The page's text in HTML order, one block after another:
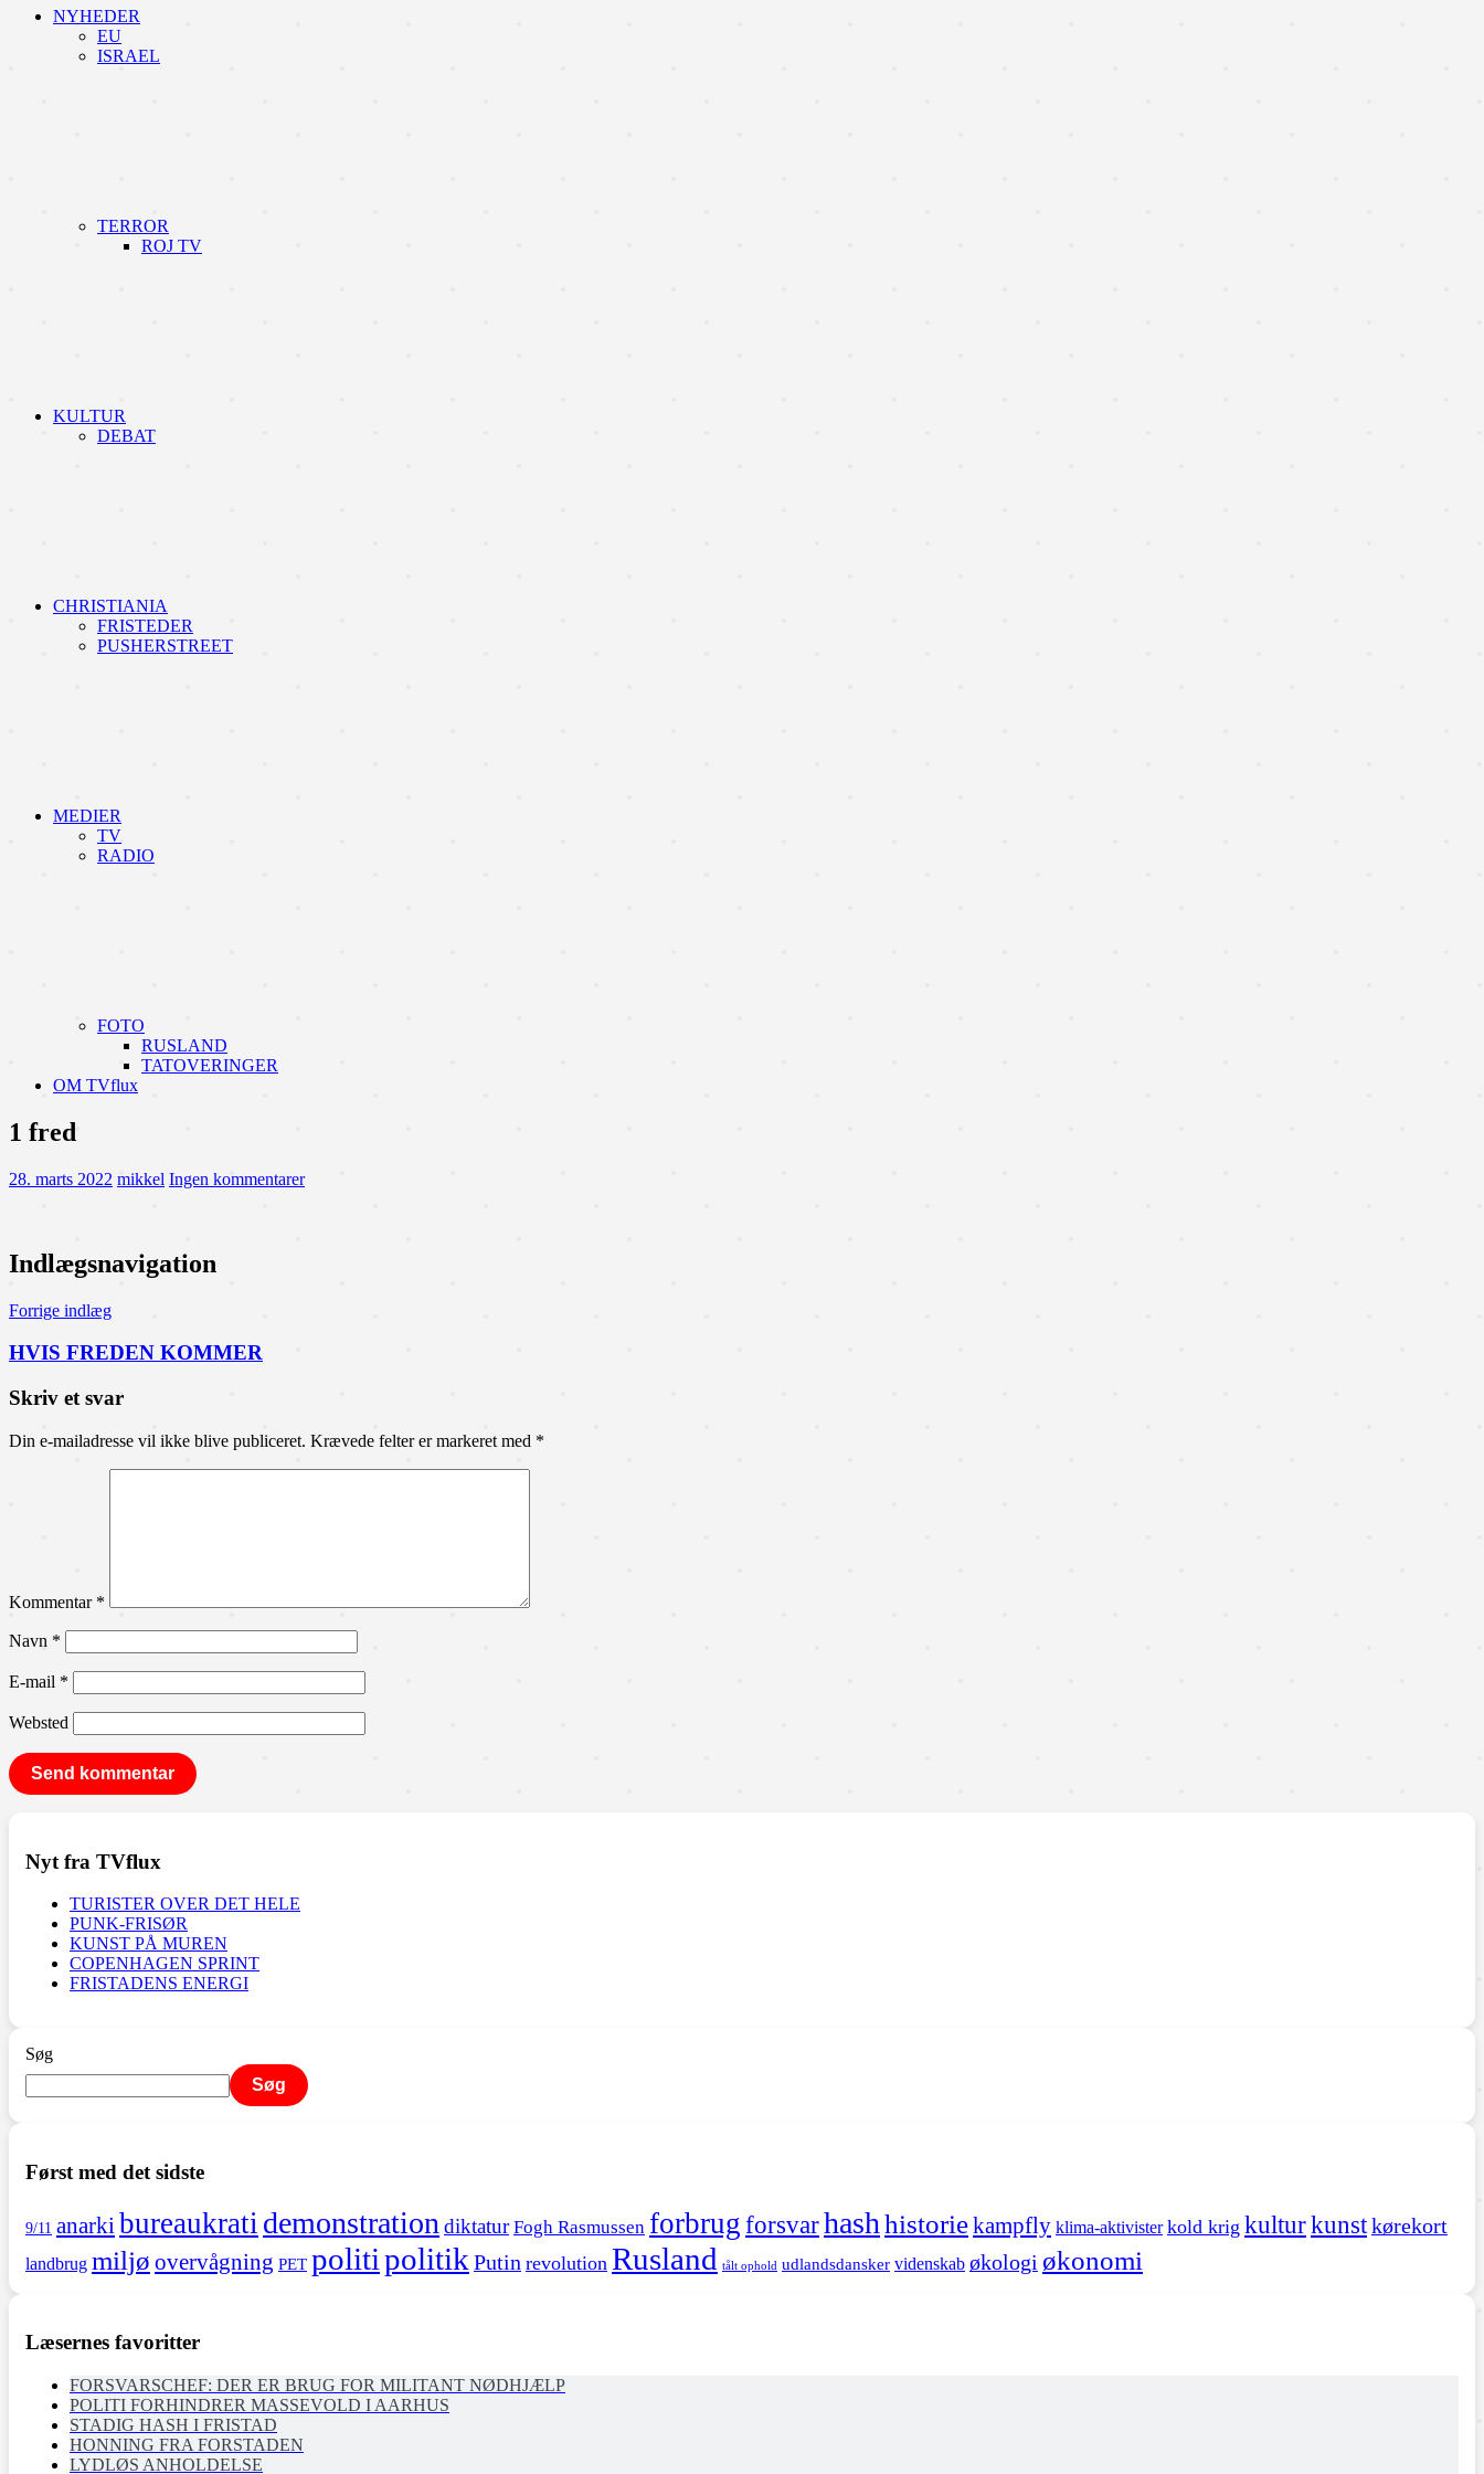
NYHEDER
EU
ISRAEL
TERROR
ROJ TV
KULTUR
DEBAT
CHRISTIANIA
FRISTEDER
PUSHERSTREET
MEDIER
TV
RADIO
FOTO
RUSLAND
TATOVERINGER
OM TVflux
1 fred
28. marts 2022 mikkel Ingen kommentarer
Indlægsnavigation
Forrige indlæg
HVIS FREDEN KOMMER
Skriv et svar
Din e-mailadresse vil ikke blive publiceret. Krævede felter er markeret med *
Kommentar *
Navn *
E-mail *
Websted
Nyt fra TVflux
TURISTER OVER DET HELE
PUNK-FRISØR
KUNST PÅ MUREN
COPENHAGEN SPRINT
FRISTADENS ENERGI
Søg
Søg
Først med det sidste
9/11 anarki bureaukrati demonstration diktatur Fogh Rasmussen forbrugforsvarhash historiekampfly klima-aktivister kold krig kulturkunstkørekort
landbrug miljø overvågning PET politipolitik Putin revolution Rusland tålt ophold udlandsdansker videnskab økologi økonomi
Læsernes favoritter
FORSVARSCHEF: DER ER BRUG FOR MILITANT NØDHJÆLP
POLITI FORHINDRER MASSEVOLD I AARHUS
STADIG HASH I FRISTAD
HONNING FRA FORSTADEN
LYDLØS ANHOLDELSE